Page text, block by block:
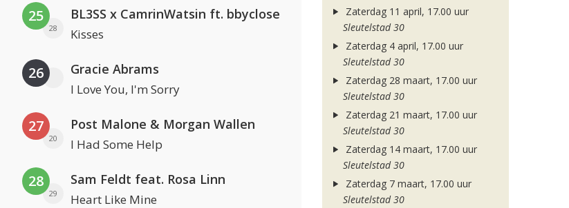
25
28
BL3SS x CamrinWatsin ft. bbyclose
Kisses
26 Gracie Abrams
I Love You, I'm Sorry
27
20
Post Malone & Morgan Wallen
I Had Some Help
28
29
Sam Feldt feat. Rosa Linn
Heart Like Mine
Zaterdag 11 april, 17.00 uur
Sleutelstad 30
Zaterdag 4 april, 17.00 uur
Sleutelstad 30
Zaterdag 28 maart, 17.00 uur
Sleutelstad 30
Zaterdag 21 maart, 17.00 uur
Sleutelstad 30
Zaterdag 14 maart, 17.00 uur
Sleutelstad 30
Zaterdag 7 maart, 17.00 uur
Sleutelstad 30